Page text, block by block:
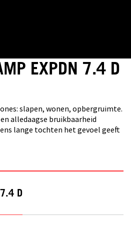
EXPDN 7.4 D
slapen, wonen, opbergruimte.
alledaagse bruikbaarheid
lange tochten het gevoel geeft
7.4 D